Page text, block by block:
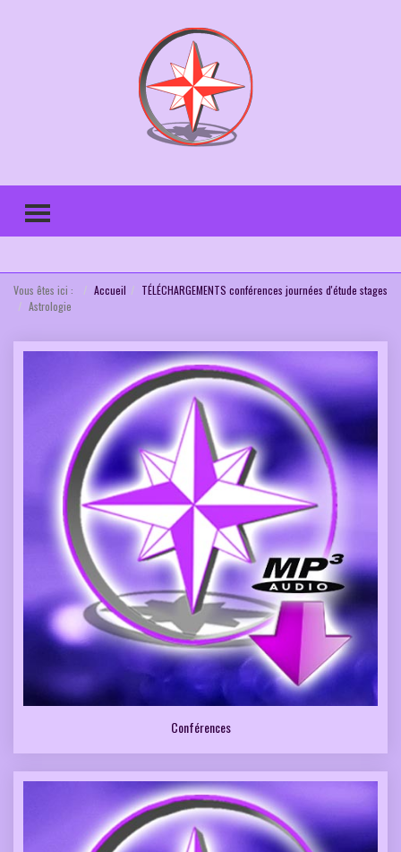
TOGGLE MENU
Vous êtes ici : Accueil
TÉLÉCHARGEMENTS conférences journées d'étude stages
Astrologie
Conférences